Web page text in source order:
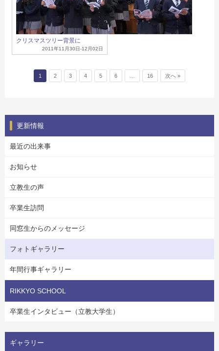
クリスマスツリー背景に
2011年11月30日-12月02日
1 2 3 4 5 6 16 次へ »
更新情報
最近の出来事
お知らせ
立教生の声
卒業生訪問
同窓生からのメッセージ
フォトギャラリー
年間行事ギャラリー
RIKKYO SCHOOL
卒業生インタビュー（立教大学生）
ギャラリー